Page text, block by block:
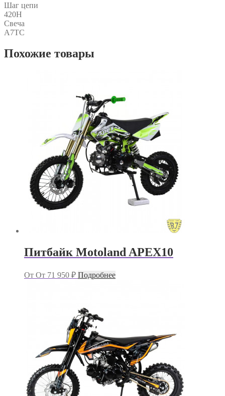
Шаг цепи
420H
Свеча
A7TC
Похожие товары
Питбайк Motoland APEX10
От От 71 950 ₽ Подробнее